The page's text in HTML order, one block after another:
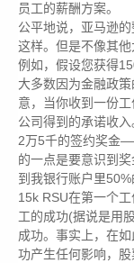
员工的薪酬方案。
公平地说，亚马逊
这样。但是不像其
例如，假设您获得
大多数因为金融政
意，当你收到一份
公司得到的承诺收入
2万5千的签约奖金
的一点是要意识到
到我银行账户里50%
15k RSU在第一个
工的成功(据说是用
成功。事实上，在
功产生任何影响，